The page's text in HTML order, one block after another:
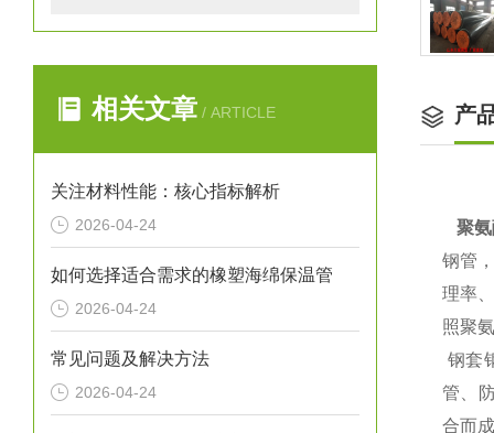
相关文章 / ARTICLE
关注材料性能：核心指标解析
2026-04-24
如何选择适合需求的橡塑海绵保温管
2026-04-24
常见问题及解决方法
2026-04-24
产
聚
钢管
理率
照聚
钢套
管、
合而